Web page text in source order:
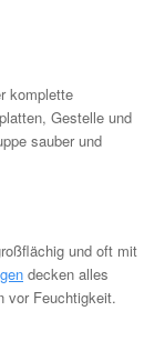
komplette
Gestelle und
sauber und
und oft mit
decken alles
vor Feuchtigkeit.